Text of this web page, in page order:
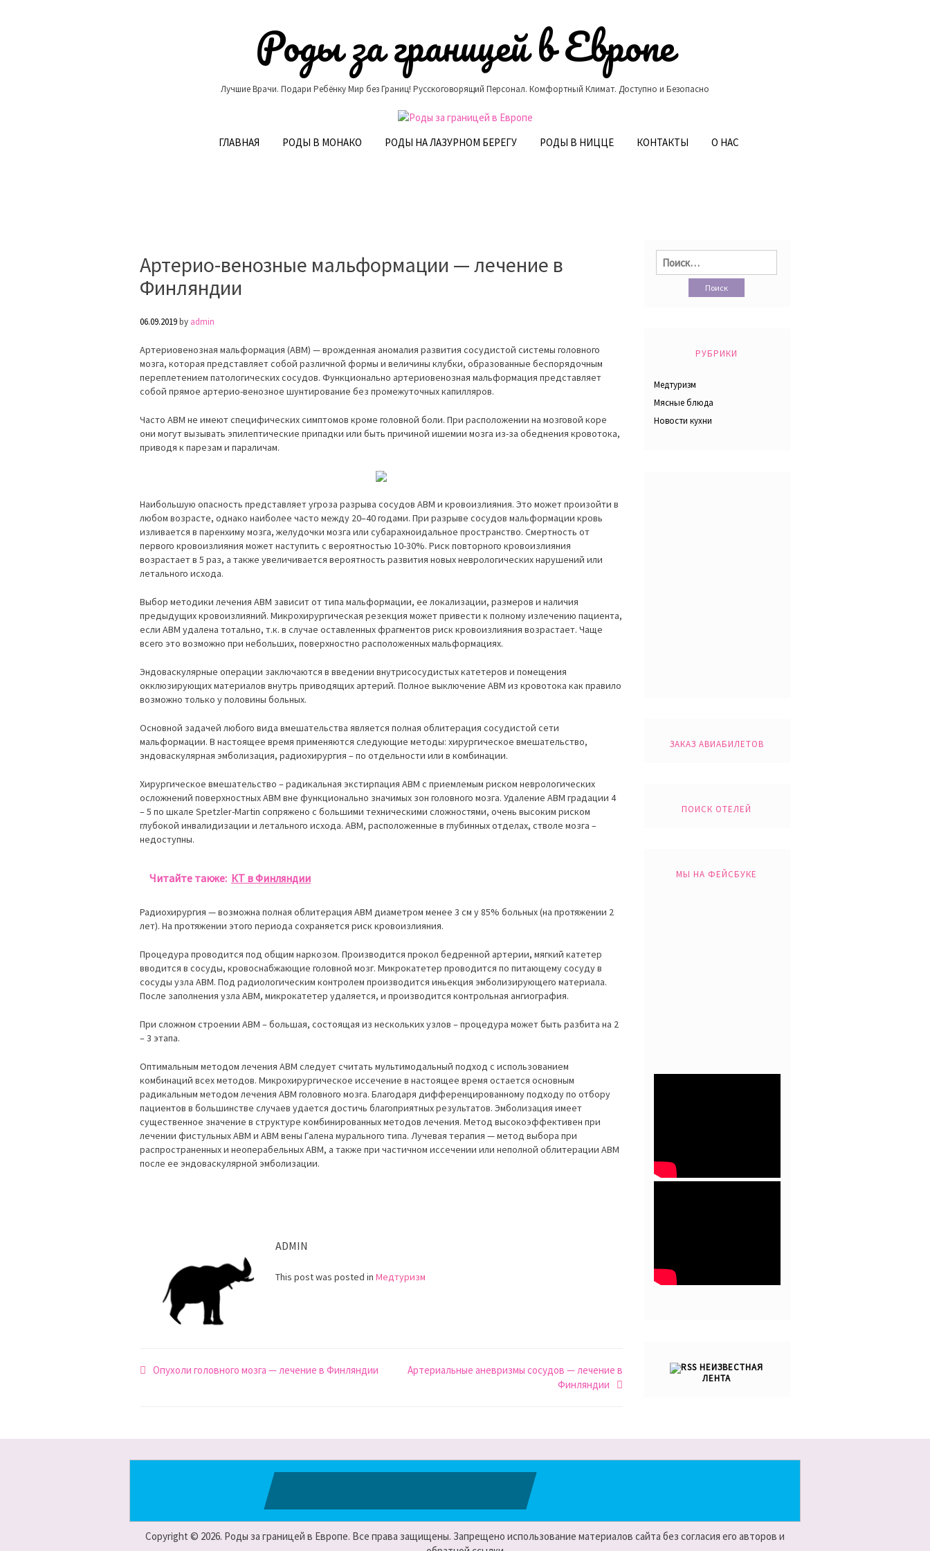
Роды за границей в Европе
Лучшие Врачи. Подари Ребёнку Мир без Границ! Русскоговорящий Персонал. Комфортный Климат. Доступно и Безопасно
ГЛАВНАЯ РОДЫ В МОНАКО РОДЫ НА ЛАЗУРНОМ БЕРЕГУ РОДЫ В НИЦЦЕ КОНТАКТЫ О НАС
Артерио-венозные мальформации — лечение в
Финляндии
06.09.2019by admin
Артериовенозная мальформация (АВМ) — врожденная аномалия развития сосудистой системы головного
мозга, которая представляет собой различной формы и величины клубки, образованные беспорядочным
переплетением патологических сосудов. Функционально артериовенозная мальформация представляет
собой прямое артерио-венозное шунтирование без промежуточных капилляров.
Часто АВМ не имеют специфических симптомов кроме головной боли. При расположении на мозговой коре
они могут вызывать эпилептические припадки или быть причиной ишемии мозга из-за обеднения кровотока,
приводя к парезам и параличам.
Наибольшую опасность представляет угроза разрыва сосудов АВМ и кровоизлияния. Это может произойти в
любом возрасте, однако наиболее часто между 20–40 годами. При разрыве сосудов мальформации кровь
изливается в паренхиму мозга, желудочки мозга или субарахноидальное пространство. Смертность от
первого кровоизлияния может наступить с вероятностью 10-30%. Риск повторного кровоизлияния
возрастает в 5 раз, а также увеличивается вероятность развития новых неврологических нарушений или
летального исхода.
Выбор методики лечения АВМ зависит от типа мальформации, ее локализации, размеров и наличия
предыдущих кровоизлияний. Микрохирургическая резекция может привести к полному излечению пациента,
если АВМ удалена тотально, т.к. в случае оставленных фрагментов риск кровоизлияния возрастает. Чаще
всего это возможно при небольших, поверхностно расположенных мальформациях.
Эндоваскулярные операции заключаются в введении внутрисосудистых катетеров и помещения
окклюзирующих материалов внутрь приводящих артерий. Полное выключение АВМ из кровотока как правило
возможно только у половины больных.
Основной задачей любого вида вмешательства является полная облитерация сосудистой сети
мальформации. В настоящее время применяются следующие методы: хирургическое вмешательство,
эндоваскулярная эмболизация, радиохирургия – по отдельности или в комбинации.
Хирургическое вмешательство – радикальная экстирпация АВМ с приемлемым риском неврологических
осложнений поверхностных АВМ вне функционально значимых зон головного мозга. Удаление АВМ градации 4
– 5 по шкале Spetzler-Martin сопряжено с большими техническими сложностями, очень высоким риском
глубокой инвалидизации и летального исхода. АВМ, расположенные в глубинных отделах, стволе мозга –
недоступны.
Читайте также: КТ в Финляндии
Радиохирургия — возможна полная облитерация АВМ диаметром менее 3 см у 85% больных (на протяжении 2
лет). На протяжении этого периода сохраняется риск кровоизлияния.
Процедура проводится под общим наркозом. Производится прокол бедренной артерии, мягкий катетер
вводится в сосуды, кровоснабжающие головной мозг. Микрокатетер проводится по питающему сосуду в
сосуды узла АВМ. Под радиологическим контролем производится иньекция эмболизирующего материала.
После заполнения узла АВМ, микрокатетер удаляется, и производится контрольная ангиография.
При сложном строении АВМ – большая, состоящая из нескольких узлов – процедура может быть разбита на 2
– 3 этапа.
Oптимальным методом лечения АВМ следует считать мультимодальный подход с использованием
комбинаций всех методов. Микрохирургическое иссечение в настоящее время остается основным
радикальным методом лечения АВМ головного мозга. Благодаря дифференцированному подходу по отбору
пациентов в большинстве случаев удается достичь благоприятных результатов. Эмболизация имеет
существенное значение в структуре комбинированных методов лечения. Метод высокоэффективен при
лечении фистульных АВМ и АВМ вены Галена мурального типа. Лучевая терапия — метод выбора при
распространенных и неоперабельных АВМ, а также при частичном иссечении или неполной облитерации АВМ
после ее эндоваскулярной эмболизации.
ADMIN
This post was posted inМедтуризм
Навигация
Опухоли головного мозга — лечение в Финляндии
Артериальные аневризмы сосудов — лечение в
Финляндии
Найти:
РУБРИКИ
Медтуризм
Мясные блюда
Новости кухни
ЗАКАЗ АВИАБИЛЕТОВ
ПОИСК ОТЕЛЕЙ
МЫ НА ФЕЙСБУКЕ
НЕИЗВЕСТНАЯ
ЛЕНТА
Copyright © 2026. Роды за границей в Европе. Все права защищены. Запрещено использование материалов сайта без согласия его авторов и